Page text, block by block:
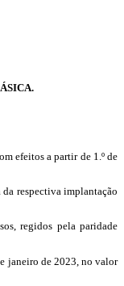
efeitos a partir de 1.º de
respectiva implantação
regidos pela paridade
janeiro de 2023, no valor